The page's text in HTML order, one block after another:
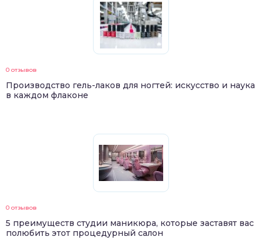
0 отзывов
Производство гель-лаков для ногтей: искусство и наука
в каждом флаконе
0 отзывов
5 преимуществ студии маникюра, которые заставят вас
полюбить этот процедурный салон